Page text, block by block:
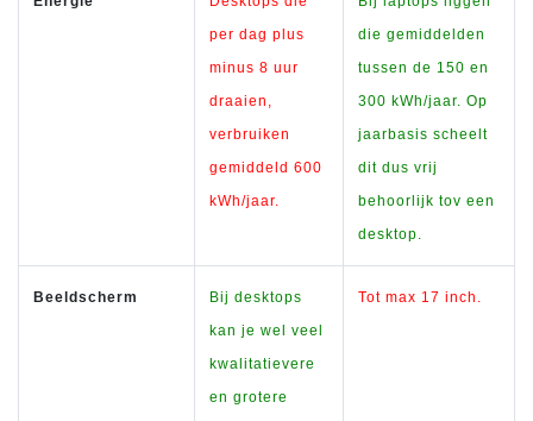
per dag plus
minus 8 uur
draaien,
verbruiken
gemiddeld 600
kWh/jaar.
die gemiddelden
tussen de 150 en
300 kWh/jaar. Op
jaarbasis scheelt
dit dus vrij
behoorlijk tov een
desktop.
Beeldscherm
Bij desktops
kan je wel veel
kwalitatievere
en grotere
Tot max 17 inch.